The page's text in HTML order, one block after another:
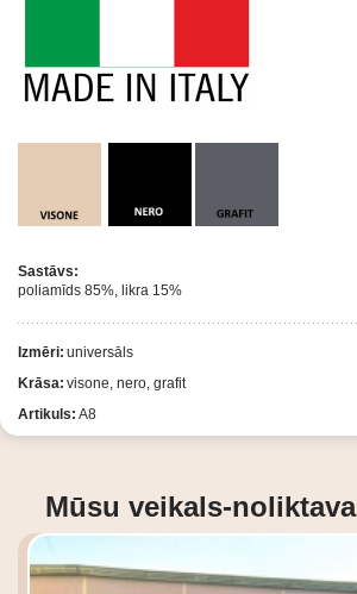
Sastāvs:
poliamīds 85%, likra 15%
Izmēri: universāls
Krāsa: visone, nero, grafit
Artikuls: А8
Mūsu veikals-noliktava